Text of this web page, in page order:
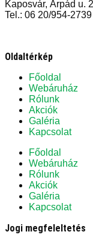
Kaposvár, Árpád u.
Tel.: 06 20/954-
Oldaltérkép
Főoldal
Webáruház
Rólunk
Akciók
Galéria
Kapcsolat
Főoldal
Webáruház
Rólunk
Akciók
Galéria
Kapcsolat
Jogi megfeleltetés